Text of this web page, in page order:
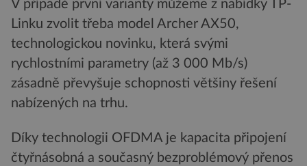
V případě první varianty můžeme z nabídky TP-
Linku zvolit třeba model Archer AX50,
technologickou novinku, která svými
rychlostními parametry (až 3 000 Mb/s)
zásadně převyšuje schopnosti většiny řešení
nabízených na trhu.
Díky technologii OFDMA je kapacita připojení
čtyřnásobná a současný bezproblémový přenos